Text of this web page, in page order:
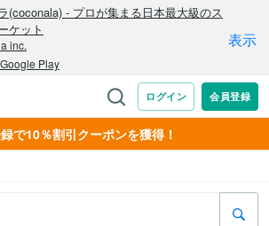
で10％割引クーポンを獲得！